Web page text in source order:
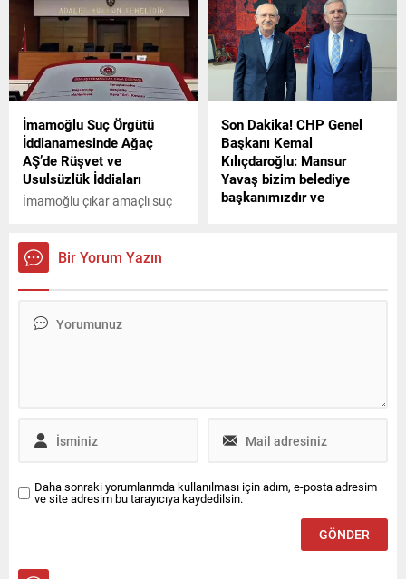
bazı başdanışmanlarında
görev değişikliği yapmasını
konuşuyor. İddialara göre 65
yaşını geçen 14
başdanışman ile yollar
Başkanlığına dilekçe
sunmasının ardından TBMM
Başkanı Numan Kurtulmuş,
TBMM Genel Kurulunu, 8
Ağustos Salı günü saat
İmamoğlu Suç Örgütü
İddianamesinde Ağaç
AŞ’de Rüşvet ve
Usulsüzlük İddiaları
İmamoğlu çıkar amaçlı suç
hazırlandı. Ağaç AŞ'deki
rüşvet ve ihale usulsüzlükleri
anlatıldı. İşte detaylar...
Son Dakika! CHP Genel
Başkanı Kemal
Kılıçdaroğlu: Mansur
Yavaş bizim belediye
başkanımızdır ve
belediye başkanımızdır ve
sözleriyle dikkat çekmişti.
Bir Yorum Yazın
Daha sonraki yorumlarımda kullanılması için adım, e-posta adresim
ve site adresim bu tarayıcıya kaydedilsin.